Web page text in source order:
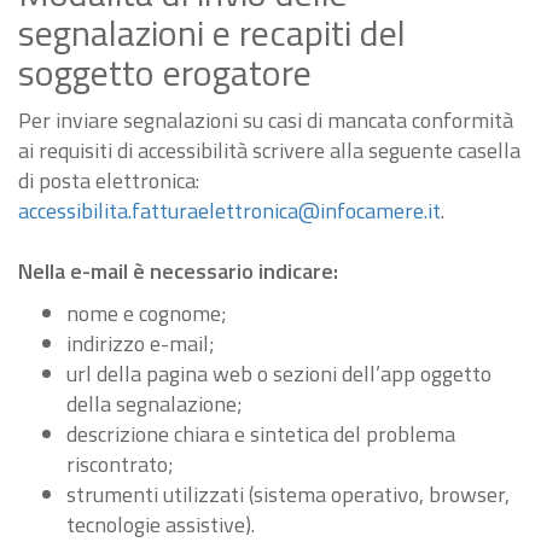
segnalazioni e recapiti del
soggetto erogatore
Per inviare segnalazioni su casi di mancata conformità
ai requisiti di accessibilità scrivere alla seguente casella
di posta elettronica:
accessibilita.fatturaelettronica@infocamere.it.
Nella e-mail è necessario indicare:
nome e cognome;
indirizzo e-mail;
url della pagina web o sezioni dell’app oggetto
della segnalazione;
descrizione chiara e sintetica del problema
riscontrato;
strumenti utilizzati (sistema operativo, browser,
tecnologie assistive).